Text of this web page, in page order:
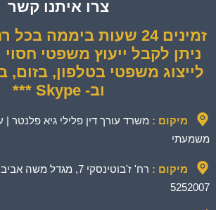
צרו איתנו קשר
זמינים 24 שעות ביממה
ניתן לקבל ייעוץ משפטי
וב- Skype ***
מיקום : משרד עורך דין פלילי גיא פלנטר |
משמעתי
מיקום :
5252007